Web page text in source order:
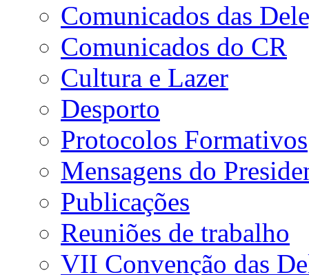
Comunicados das
Comunicados do CR
Cultura e Lazer
Desporto
Protocolos Formativos
Mensagens do
Publicações
Reuniões de trabalho
VII Convenção das